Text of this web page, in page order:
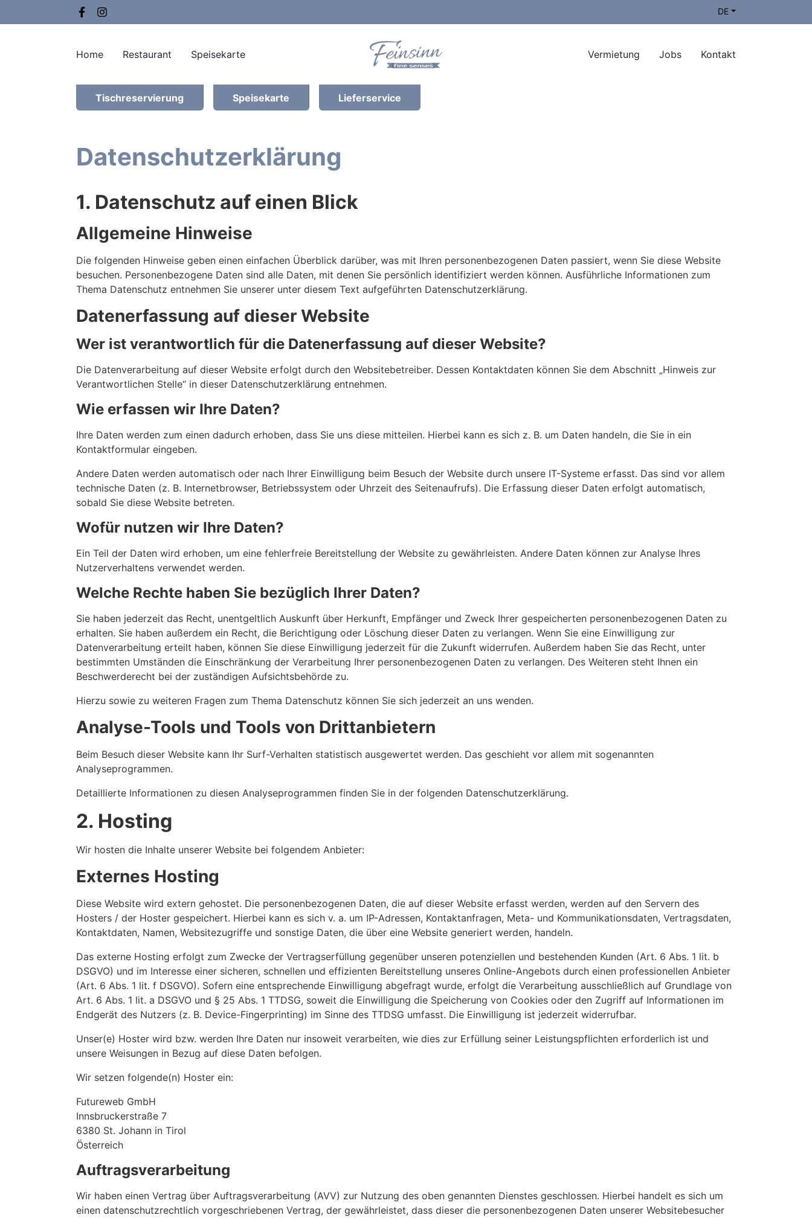
DE
Home Restaurant Speisekarte Vermietung Jobs Kontakt
Tischreservierung Speisekarte Lieferservice
Datenschutzerklärung
1. Datenschutz auf einen Blick
Allgemeine Hinweise
Die folgenden Hinweise geben einen einfachen Überblick darüber, was mit Ihren personenbezogenen Daten passiert, wenn Sie diese Website
besuchen. Personenbezogene Daten sind alle Daten, mit denen Sie persönlich identifiziert werden können. Ausführliche Informationen zum
Thema Datenschutz entnehmen Sie unserer unter diesem Text aufgeführten Datenschutzerklärung.
Datenerfassung auf dieser Website
Wer ist verantwortlich für die Datenerfassung auf dieser Website?
Die Datenverarbeitung auf dieser Website erfolgt durch den Websitebetreiber. Dessen Kontaktdaten können Sie dem Abschnitt „Hinweis zur
Verantwortlichen Stelle“ in dieser Datenschutzerklärung entnehmen.
Wie erfassen wir Ihre Daten?
Ihre Daten werden zum einen dadurch erhoben, dass Sie uns diese mitteilen. Hierbei kann es sich z. B. um Daten handeln, die Sie in ein
Kontaktformular eingeben.
Andere Daten werden automatisch oder nach Ihrer Einwilligung beim Besuch der Website durch unsere IT-Systeme erfasst. Das sind vor allem
technische Daten (z. B. Internetbrowser, Betriebssystem oder Uhrzeit des Seitenaufrufs). Die Erfassung dieser Daten erfolgt automatisch,
sobald Sie diese Website betreten.
Wofür nutzen wir Ihre Daten?
Ein Teil der Daten wird erhoben, um eine fehlerfreie Bereitstellung der Website zu gewährleisten. Andere Daten können zur Analyse Ihres
Nutzerverhaltens verwendet werden.
Welche Rechte haben Sie bezüglich Ihrer Daten?
Sie haben jederzeit das Recht, unentgeltlich Auskunft über Herkunft, Empfänger und Zweck Ihrer gespeicherten personenbezogenen Daten zu
erhalten. Sie haben außerdem ein Recht, die Berichtigung oder Löschung dieser Daten zu verlangen. Wenn Sie eine Einwilligung zur
Datenverarbeitung erteilt haben, können Sie diese Einwilligung jederzeit für die Zukunft widerrufen. Außerdem haben Sie das Recht, unter
bestimmten Umständen die Einschränkung der Verarbeitung Ihrer personenbezogenen Daten zu verlangen. Des Weiteren steht Ihnen ein
Beschwerderecht bei der zuständigen Aufsichtsbehörde zu.
Hierzu sowie zu weiteren Fragen zum Thema Datenschutz können Sie sich jederzeit an uns wenden.
Analyse-Tools und Tools von Dritt­anbietern
Beim Besuch dieser Website kann Ihr Surf-Verhalten statistisch ausgewertet werden. Das geschieht vor allem mit sogenannten
Analyseprogrammen.
Detaillierte Informationen zu diesen Analyseprogrammen finden Sie in der folgenden Datenschutzerklärung.
2. Hosting
Wir hosten die Inhalte unserer Website bei folgendem Anbieter:
Externes Hosting
Diese Website wird extern gehostet. Die personenbezogenen Daten, die auf dieser Website erfasst werden, werden auf den Servern des
Hosters / der Hoster gespeichert. Hierbei kann es sich v. a. um IP-Adressen, Kontaktanfragen, Meta- und Kommunikationsdaten, Vertragsdaten,
Kontaktdaten, Namen, Websitezugriffe und sonstige Daten, die über eine Website generiert werden, handeln.
Das externe Hosting erfolgt zum Zwecke der Vertragserfüllung gegenüber unseren potenziellen und bestehenden Kunden (Art. 6 Abs. 1 lit. b
DSGVO) und im Interesse einer sicheren, schnellen und effizienten Bereitstellung unseres Online-Angebots durch einen professionellen Anbieter
(Art. 6 Abs. 1 lit. f DSGVO). Sofern eine entsprechende Einwilligung abgefragt wurde, erfolgt die Verarbeitung ausschließlich auf Grundlage von
Art. 6 Abs. 1 lit. a DSGVO und § 25 Abs. 1 TTDSG, soweit die Einwilligung die Speicherung von Cookies oder den Zugriff auf Informationen im
Endgerät des Nutzers (z. B. Device-Fingerprinting) im Sinne des TTDSG umfasst. Die Einwilligung ist jederzeit widerrufbar.
Unser(e) Hoster wird bzw. werden Ihre Daten nur insoweit verarbeiten, wie dies zur Erfüllung seiner Leistungspflichten erforderlich ist und
unsere Weisungen in Bezug auf diese Daten befolgen.
Wir setzen folgende(n) Hoster ein:
Futureweb GmbH
Innsbruckerstraße 7
6380 St. Johann in Tirol
Österreich
Auftragsverarbeitung
Wir haben einen Vertrag über Auftragsverarbeitung (AVV) zur Nutzung des oben genannten Dienstes geschlossen. Hierbei handelt es sich um
einen datenschutzrechtlich vorgeschriebenen Vertrag, der gewährleistet, dass dieser die personenbezogenen Daten unserer Websitebesucher